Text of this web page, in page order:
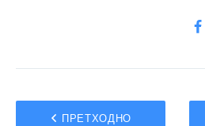
ПРЕТХОДНО